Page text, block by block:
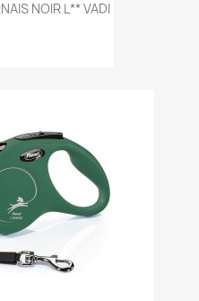
NOIR L** VADI